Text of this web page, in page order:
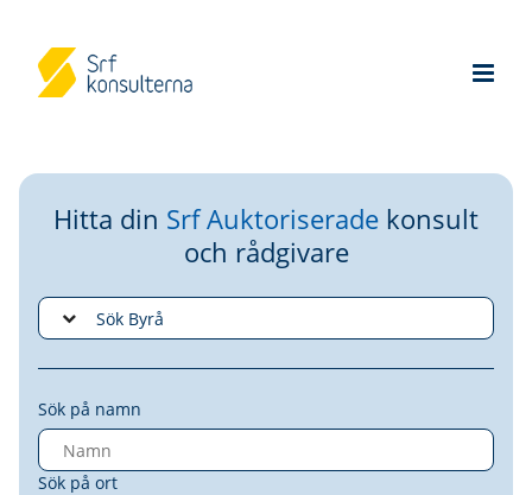
Hitta din Srf Auktoriserade konsult
och rådgivare
Sök på namn
Sök på ort